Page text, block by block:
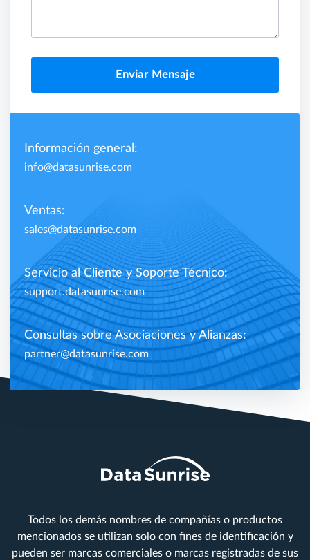
Enviar Mensaje
Información general:
info@datasunrise.com
Ventas:
sales@datasunrise.com
Servicio al Cliente y Soporte Técnico:
support.datasunrise.com
Consultas sobre Asociaciones y Alianzas:
partner@datasunrise.com
Todos los demás nombres de compañías o productos
mencionados se utilizan solo con fines de identificación y
pueden ser marcas comerciales o marcas registradas de sus